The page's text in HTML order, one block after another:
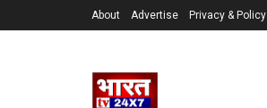
About Advertise Privacy & Policy